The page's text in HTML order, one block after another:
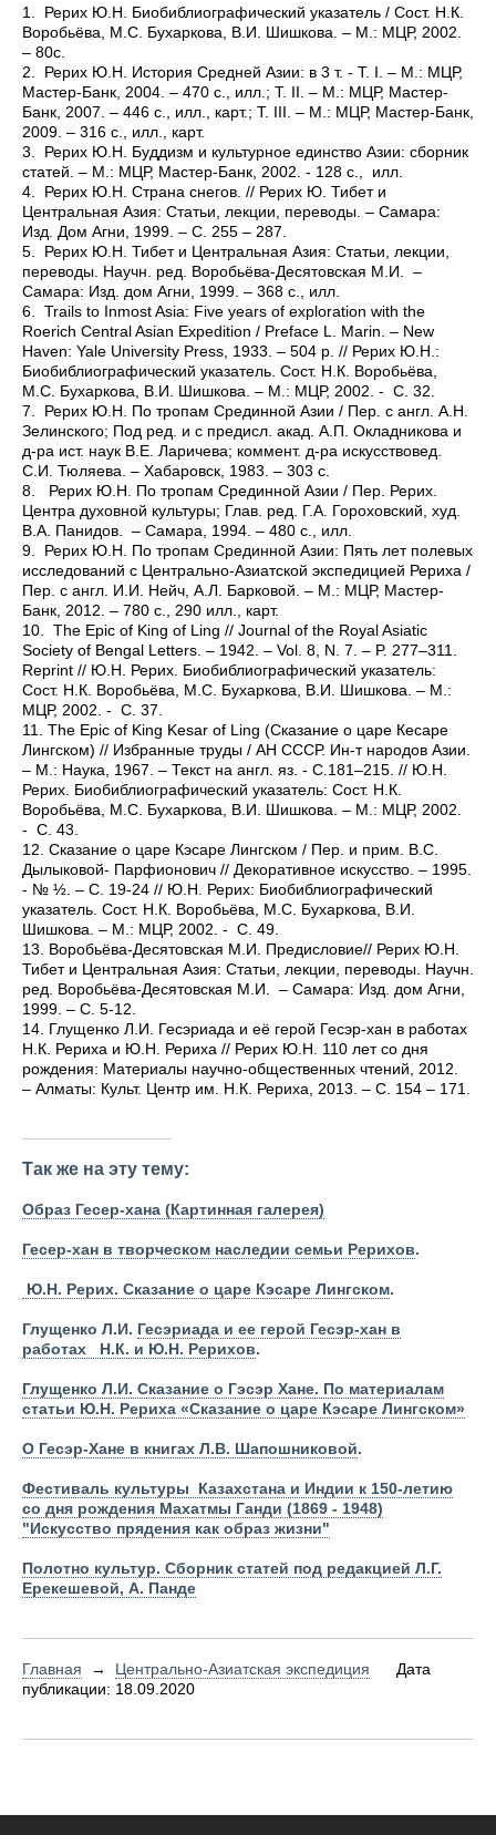
1.
Рерих Ю.Н. Биобиблиографический указатель / Сост. Н.К.
Воробьёва, М.С. Бухаркова, В.И. Шишкова. – М.: МЦР, 2002.
– 80с.
2. Рерих Ю.Н. История Средней Азии: в 3 т. - Т. I. – М.: МЦР,
Мастер-Банк, 2004. – 470 с., илл.; Т. II. – М.: МЦР, Мастер-
Банк, 2007. – 446 с., илл., карт.; Т. III. – М.: МЦР, Мастер-Банк,
2009. – 316 с., илл., карт.
3. Рерих Ю.Н. Буддизм и культурное единство Азии: сборник
статей. – М.: МЦР, Мастер-Банк, 2002. - 128 с., илл.
4.
Рерих Ю.Н. Страна снегов. // Рерих Ю. Тибет и
Центральная Азия: Статьи, лекции, переводы. – Самара:
Изд. Дом Агни, 1999. – С. 255 – 287.
5. Рерих Ю.Н. Тибет и Центральная Азия: Статьи, лекции,
переводы. Научн. ред. Воробьёва-Десятовская М.И. –
Самара: Изд. дом Агни, 1999. – 368 с., илл.
6. Trails to Inmost Asia: Five years of exploration with the
Roerich Central Asian Expedition / Preface L. Marin. – New
Haven: Yale University Press, 1933. – 504 p. // Рерих Ю.Н.:
Биобиблиографический указатель. Сост. Н.К. Воробьёва,
М.С. Бухаркова, В.И. Шишкова. – М.: МЦР, 2002. - С. 32.
7. Рерих Ю.Н. По тропам Срединной Азии / Пер. с англ. А.Н.
Зелинского; Под ред. и с предисл. акад. А.П. Окладникова и
д-ра ист. наук В.Е. Ларичева; коммент. д-ра искусствовед.
С.И. Тюляева. – Хабаровск, 1983. – 303 с.
8. Рерих Ю.Н. По тропам Срединной Азии / Пер. Рерих.
Центра духовной культуры; Глав. ред. Г.А. Гороховский, худ.
В.А. Панидов. – Самара, 1994. – 480 с., илл.
9. Рерих Ю.Н. По тропам Срединной Азии: Пять лет полевых
исследований с Центрально-Азиатской экспедицией Рериха /
Пер. с англ. И.И. Нейч, А.Л. Барковой. – М.: МЦР, Мастер-
Банк, 2012. – 780 с., 290 илл., карт.
10. The Epic of King of Ling // Journal of the Royal Asiatic
Society of Bengal Letters. – 1942. – Vol. 8, N. 7. – P. 277–311.
Reprint // Ю.Н. Рерих. Биобиблиографический указатель:
Сост. Н.К. Воробьёва, М.С. Бухаркова, В.И. Шишкова. – М.:
МЦР, 2002. - С. 37.
11. The Epic of King Kesar of Ling (Сказание о царе Кесаре
Лингском) // Избранные труды / АН СССР. Ин-т народов Азии.
– М.: Наука, 1967. – Текст на англ. яз. - С.181–215. // Ю.Н.
Рерих. Биобиблиографический указатель: Сост. Н.К.
Воробьёва, М.С. Бухаркова, В.И. Шишкова. – М.: МЦР, 2002.
- С. 43.
12. Сказание о царе Кэсаре Лингском / Пер. и прим. В.С.
Дылыковой- Парфионович // Декоративное искусство. – 1995.
- № ½. – С. 19-24 // Ю.Н. Рерих: Биобиблиографический
указатель. Сост. Н.К. Воробьёва, М.С. Бухаркова, В.И.
Шишкова. – М.: МЦР, 2002. - С. 49.
13. Воробьёва-Десятовская М.И. Предисловие// Рерих Ю.Н.
Тибет и Центральная Азия: Статьи, лекции, переводы. Научн.
ред. Воробьёва-Десятовская М.И. – Самара: Изд. дом Агни,
1999. – С. 5-12.
14. Глущенко Л.И. Гесэриада и её герой Гесэр-хан в работах
Н.К. Рериха и Ю.Н. Рериха // Рерих Ю.Н. 110 лет со дня
рождения: Материалы научно-общественных чтений, 2012.
– Алматы: Культ. Центр им. Н.К. Рериха, 2013. – С. 154 – 171.
Так же на эту тему:
Образ Гесер-хана (Картинная галерея)
Гесер-хан в творческом наследии семьи Рерихов.
Ю.Н. Рерих. Сказание о царе Кэсаре Лингском.
Глущенко Л.И. Гесэриада и ее герой Гесэр-хан в
работах Н.К. и Ю.Н. Рерихов.
Глущенко Л.И. Сказание о Гэсэр Хане. По материалам
статьи Ю.Н. Рериха «Сказание о царе Кэсаре Лингском»
О Гесэр-Хане в книгах Л.В. Шапошниковой.
Фестиваль культуры Казахстана и Индии к 150-летию
со дня рождения Махатмы Ганди (1869 - 1948)
"Искусство прядения как образ жизни"
Полотно культур. Сборник статей под редакцией Л.Г.
Ерекешевой, А. Панде
Главная → Центрально-Азиатская экспедиция Дата
публикации: 18.09.2020